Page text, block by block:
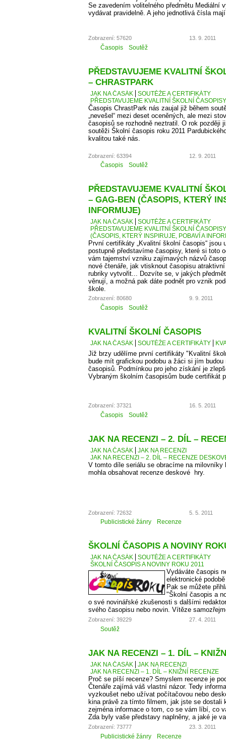
Se zavedením volitelného předmětu Mediální
vydávat pravidelně. A jeho jednotlivá čísla
Zobrazení: 57620 13. 9. 2011
Časopis Soutěž
PŘEDSTAVUJEME KVALITNÍ
– CHRASTPARK
JAK NA ČASÁK
SOUTĚŽE A CERTIFIKÁTY
PŘEDSTAVUJEME KVALITNÍ ŠKOLNÍ
Časopis ChrastPark nás zaujal již během
„nevešel“ mezi deset oceněných, ale mezi
časopisů se rozhodně neztratil. O rok později
soutěži Školní časopis roku 2011
kvalitou také nás.
Zobrazení: 63394 12. 9. 2011
Časopis Soutěž
PŘEDSTAVUJEME KVALITNÍ
– GAG-BEN (ČASOPIS, KTERÝ
INFORMUJE)
JAK NA ČASÁK
SOUTĚŽE A CERTIFIKÁTY
PŘEDSTAVUJEME KVALITNÍ ŠKOLNÍ
(ČASOPIS, KTERÝ INSPIRUJE, POBAVÍ A
První certifikáty „Kvalitní školní časopis“ jsou
postupně představíme časopisy, které si toto
vám tajemství vzniku zajímavých názvů
nové čtenáře, jak vtisknout časopisu
rubriky vytvořit... Dozvíte se, v jakých
věnují, a možná pak dáte podnět pro vznik
škole.
Zobrazení: 80680 9. 9. 2011
Časopis Soutěž
KVALITNÍ ŠKOLNÍ ČASOPIS
JAK NA ČASÁK SOUTĚŽE A CERTIFIKÁTY
Již brzy udělíme první certifikáty "Kvalitní
bude mít grafickou podobu a žáci si jím
časopisů. Podmínkou pro jeho získání je
Vybraným školním časopisům bude certifikát
Zobrazení: 37321 16. 5. 2011
Časopis Soutěž
JAK NA RECENZI – 2. DÍL –
JAK NA ČASÁK
JAK NA RECENZI
JAK NA RECENZI – 2. DÍL – RECENZE
V tomto díle seriálu se obracíme na milovníky
mohla obsahovat recenze deskové hry.
Zobrazení: 72632 5. 5. 2011
Publicistické žánry Recenze
ŠKOLNÍ ČASOPIS A NOVINY
JAK NA ČASÁK
SOUTĚŽE A CERTIFIKÁTY
ŠKOLNÍ ČASOPIS A NOVINY ROKU 2011
Vydáváte časopis
elektronické
Pak se můžete
"Školní časopis a
o své novinářské zkušenosti s dalšími
svého časopisu nebo novin. Vítěze
Zobrazení: 39229 27. 4. 2011
Soutěž
JAK NA RECENZI – 1. DÍL –
JAK NA ČASÁK
JAK NA RECENZI
JAK NA RECENZI – 1. DÍL – KNIŽNÍ RECENZE
Proč se píší recenze? Smyslem recenze je
Čtenáře zajímá váš vlastní názor. Tedy
vyzkoušet nebo užívat počítačovou nebo
kina právě za tímto filmem, jak jste se dostali
zejména informace o tom, co se vám líbí, co
Zda byly vaše představy naplněny, a jaké je
Zobrazení: 73777 23. 3. 2011
Publicistické žánry Recenze